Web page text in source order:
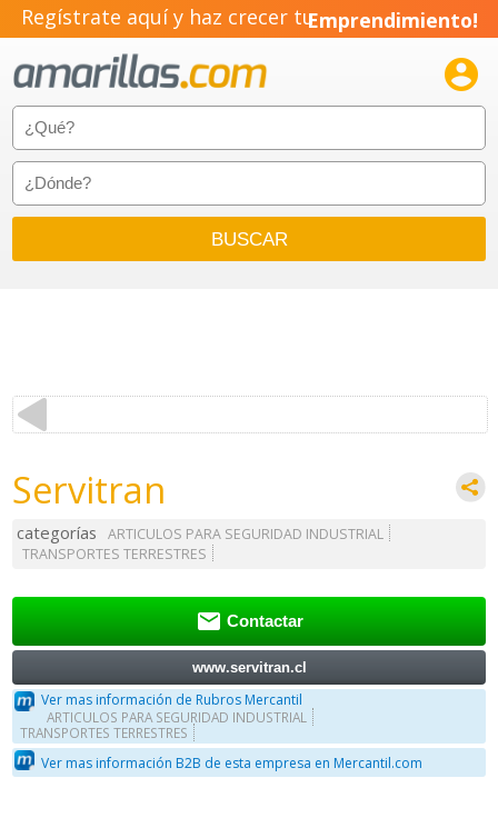
Regístrate aquí y haz crecer tuEmprendimiento!

Servitran
categorías
ARTICULOS PARA SEGURIDAD INDUSTRIAL
TRANSPORTES TERRESTRES
 Contactar
www.servitran.cl
Ver mas información de Rubros Mercantil
ARTICULOS PARA SEGURIDAD INDUSTRIAL
TRANSPORTES TERRESTRES
Ver mas información B2B de esta empresa en Mercantil.com